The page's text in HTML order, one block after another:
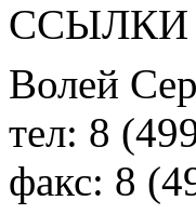
ССЫЛКИ
Волей
тел: 8
факс: 8